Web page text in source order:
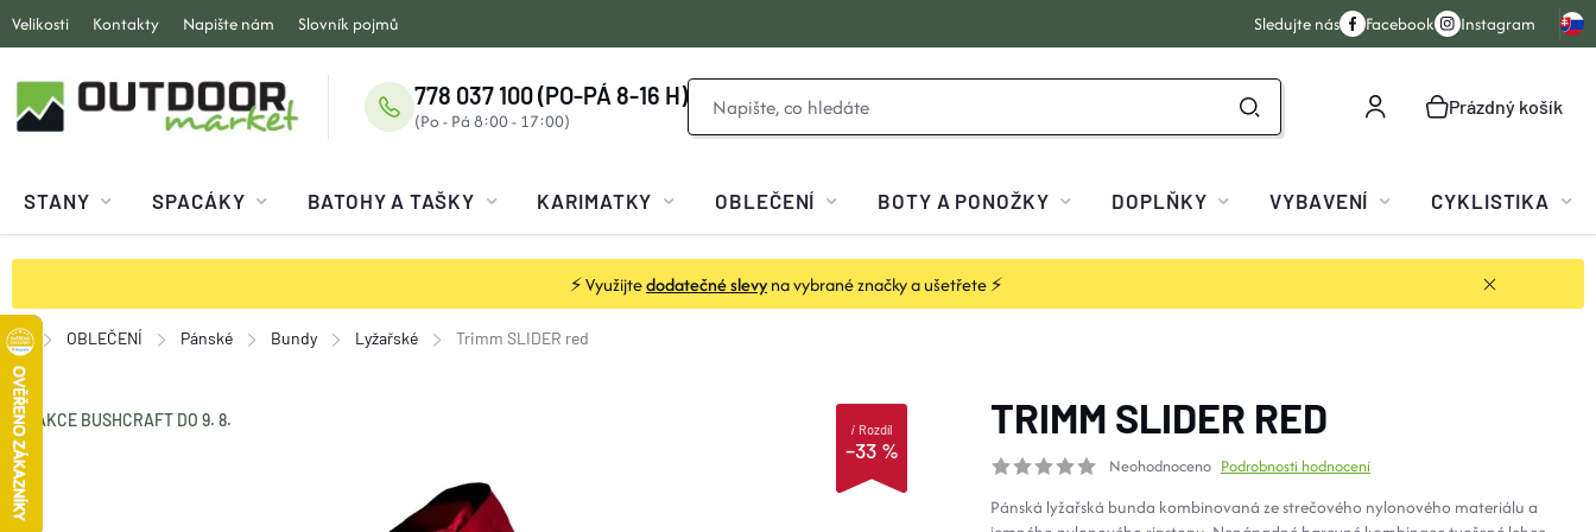
Přejít
na
obsah
⚡ Využijtedodatečné slevyna vybrané značky a ušetřete ⚡
Velikosti Kontakty Napište nám Slovník pojmů Sledujte nás Facebook Instagram
NÁKUPNÍ
Prázdný košík
778 037 100 (PO-PÁ 8-16 H)
STANY SPACÁKY BATOHY A TAŠKY KARIMATKY OBLEČENÍ BOTY A PONOŽKY DOPLŇKY VYBAVENÍ CYKLISTIKA
Domů
OBLEČENÍ Pánské Bundy Lyžařské Trimm SLIDER red
AKCE BUSHCRAFT DO 9. 8.
–33 %
iRozdíl TRIMM SLIDER RED
Neohodnoceno Podrobnosti hodnocení
Pánská lyžařská bunda kombinovaná ze strečového nylonového materiálu a